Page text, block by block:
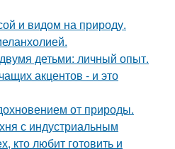
и видом на природу.
детьми: личный опыт.
акцентов - и это
от природы.
с индустриальным
кто любит готовить и